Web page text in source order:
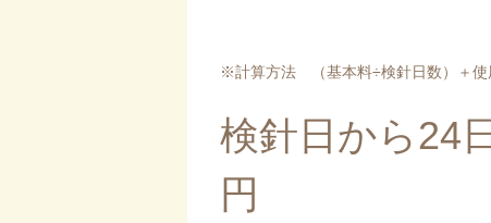
※計算方法 （基本料÷検針日数）＋使
検針日から24
円